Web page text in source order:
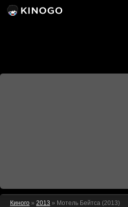
Киного » 2013 » Мотель Бейтса (2013)